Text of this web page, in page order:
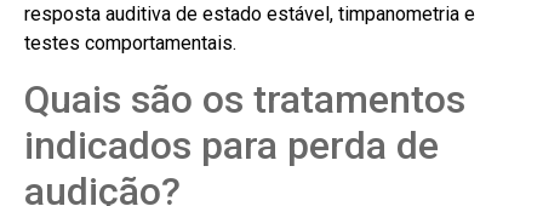
resposta auditiva de estado estável, timpanometria e
testes comportamentais.
Quais são os tratamentos
indicados para perda de
audição?